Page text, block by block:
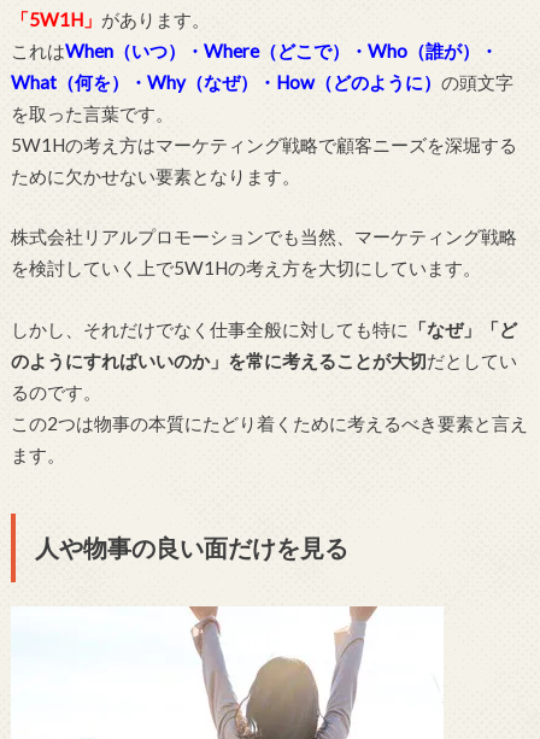
「5W1H」 があります。
これはWhen（いつ）・Where（どこで）・Who（誰が）・
What（何を）・Why（なぜ）・How（どのように） の頭文字
を取った言葉です。
5W1Hの考え方はマーケティング戦略で顧客ニーズを深堀する
ために欠かせない要素となります。
株式会社リアルプロモーションでも当然、マーケティング戦略
を検討していく上で5W1Hの考え方を大切にしています。
しかし、それだけでなく仕事全般に対しても特に
「なぜ」「ど
のようにすればいいのか」を常に考えることが大切だとしてい
るのです。
この2つは物事の本質にたどり着くために考えるべき要素と言え
ます。
人や物事の良い面だけを見る